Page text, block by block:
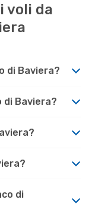
voli da
di Baviera?
di Baviera?
di